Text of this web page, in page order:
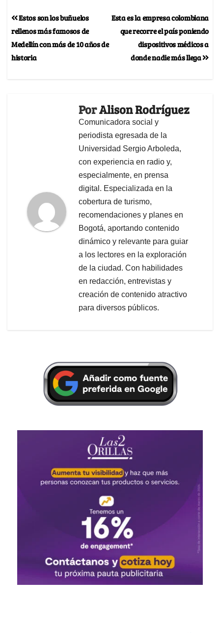
Esta es la empresa colombiana
que recorre el país poniendo
dispositivos médicos a
donde nadie más llega
Estos son los buñuelos
rellenos más famosos de
Medellín con más de 10 años de
historia
PorAlison Rodríguez
Comunicadora social y
periodista egresada de la
Universidad Sergio Arboleda,
con experiencia en radio y,
especialmente, en prensa
digital. Especializada en la
cobertura de turismo,
recomendaciones y planes en
Bogotá, aportando contenido
dinámico y relevante para guiar
a los lectores en la exploración
de la ciudad. Con habilidades
en redacción, entrevistas y
creación de contenido atractivo
para diversos públicos.